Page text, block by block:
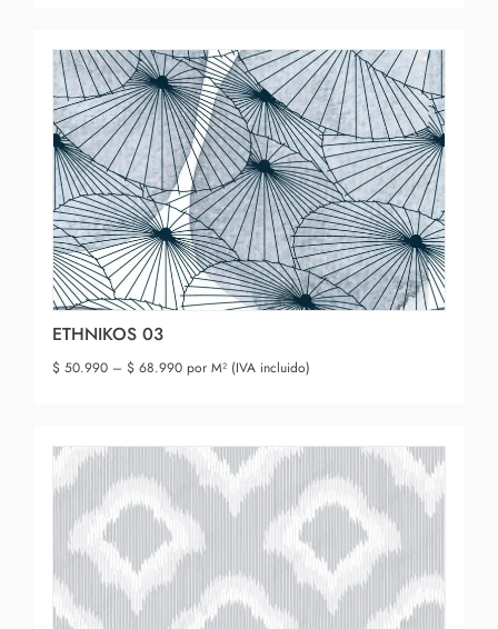
ETHNIKOS 03
$50.990 – $68.990por M² (IVA incluido)